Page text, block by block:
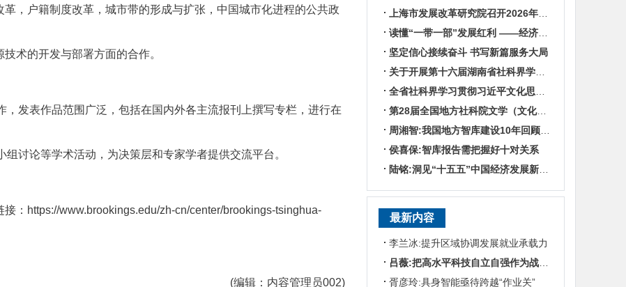
，户籍制度改革，城市带的形成与扩张，中国城市化进程的公共政
术的开发与部署方面的合作。
发表作品范围广泛，包括在国内外各主流报刊上撰写专栏，进行在
讨论等学术活动，为决策层和专家学者提供交流平台。
：https://www.brookings.edu/zh-cn/center/brookings-tsinghua-
(编辑：内容管理员002)
上海市发展改革研究院召开2026年半年度工作会议
读懂“一带一部”发展红利 ——经济学专家谈湖南区位优势
坚定信心接续奋斗 书写新篇服务大局
关于开展第十六届湖南省社科界学术年会征文活动的通知
第28届全国地方社科院文学（文化）所所长联席会暨“数智时代地方文化IP建设”学术研讨
周湘智:我国地方智库建设10年回顾与展望
侯喜保:智库报告需把握好十对关系
陆铭:洞见“十五五”中国经济发展新趋势——对话上海交通大学中国发展研究院执行院长陆铭
最新内容
李兰冰:提升区域协调发展就业承载力
吕薇:把高水平科技自立自强作为战略支撑
胥彦玲:具身智能亟待跨越“作业关”